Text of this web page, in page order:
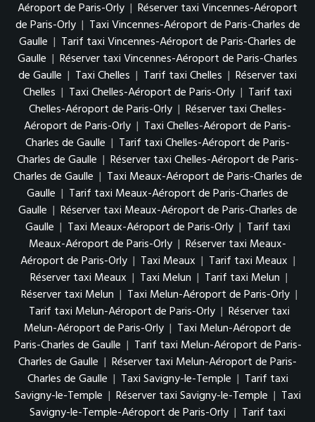
Aéroport de Paris-Orly | Réserver taxi Vincennes-Aéroport
de Paris-Orly | Taxi Vincennes-Aéroport de Paris-Charles de
Gaulle | Tarif taxi Vincennes-Aéroport de Paris-Charles de
Gaulle | Réserver taxi Vincennes-Aéroport de Paris-Charles
de Gaulle | Taxi Chelles | Tarif taxi Chelles | Réserver taxi
Chelles | Taxi Chelles-Aéroport de Paris-Orly | Tarif taxi
Chelles-Aéroport de Paris-Orly | Réserver taxi Chelles-
Aéroport de Paris-Orly | Taxi Chelles-Aéroport de Paris-
Charles de Gaulle | Tarif taxi Chelles-Aéroport de Paris-
Charles de Gaulle | Réserver taxi Chelles-Aéroport de Paris-
Charles de Gaulle | Taxi Meaux-Aéroport de Paris-Charles de
Gaulle | Tarif taxi Meaux-Aéroport de Paris-Charles de
Gaulle | Réserver taxi Meaux-Aéroport de Paris-Charles de
Gaulle | Taxi Meaux-Aéroport de Paris-Orly | Tarif taxi
Meaux-Aéroport de Paris-Orly | Réserver taxi Meaux-
Aéroport de Paris-Orly | Taxi Meaux | Tarif taxi Meaux |
Réserver taxi Meaux | Taxi Melun | Tarif taxi Melun |
Réserver taxi Melun | Taxi Melun-Aéroport de Paris-Orly |
Tarif taxi Melun-Aéroport de Paris-Orly | Réserver taxi
Melun-Aéroport de Paris-Orly | Taxi Melun-Aéroport de
Paris-Charles de Gaulle | Tarif taxi Melun-Aéroport de Paris-
Charles de Gaulle | Réserver taxi Melun-Aéroport de Paris-
Charles de Gaulle | Taxi Savigny-le-Temple | Tarif taxi
Savigny-le-Temple | Réserver taxi Savigny-le-Temple | Taxi
Savigny-le-Temple-Aéroport de Paris-Orly | Tarif taxi